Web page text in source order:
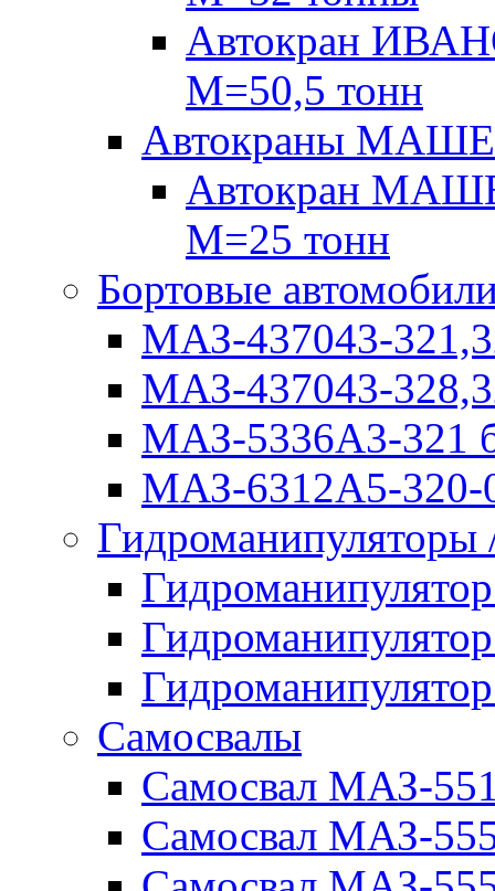
Автокран
М=50,5 тонн
Автокраны
Автокран
М=25 тонн
Бортовые
МАЗ-437043-
МАЗ-437043-
МАЗ-5336А3-321
МАЗ-6312А5-320-
Самосвалы
Самосвал МАЗ-
Самосвал МАЗ-